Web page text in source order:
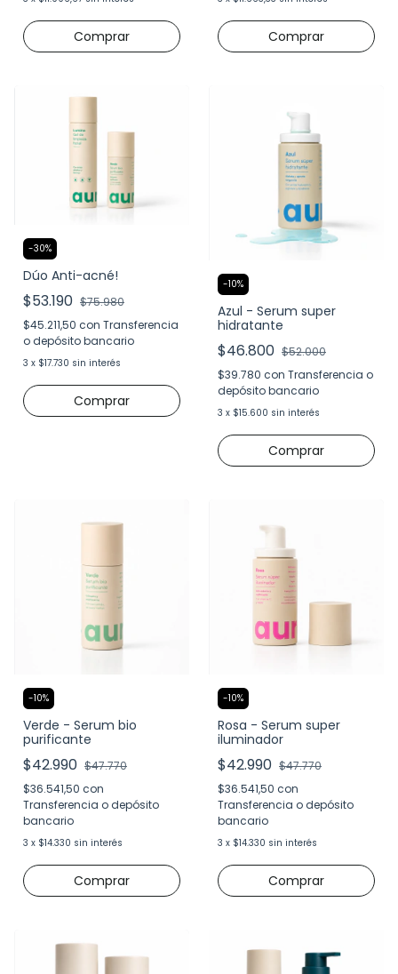
-30%
Dúo Anti-acné!
$53.190 $75.980
$45.211,50 con Transferencia
o depósito bancario
3 x $17.730 sin interés
-10%
Azul - Serum super
hidratante
$46.800 $52.000
$39.780 con Transferencia o
depósito bancario
3 x $15.600 sin interés
-10%
Verde - Serum bio
purificante
$42.990 $47.770
$36.541,50 con
Transferencia o depósito
bancario
3 x $14.330 sin interés
-10%
Rosa - Serum super
iluminador
$42.990 $47.770
$36.541,50 con
Transferencia o depósito
bancario
3 x $14.330 sin interés